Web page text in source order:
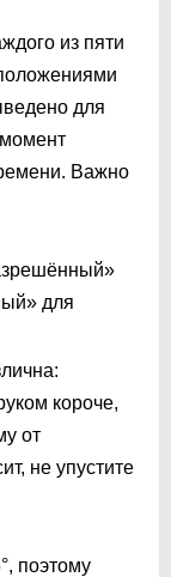
из пяти
для
Важно
для
короче,
от
не упустите
поэтому